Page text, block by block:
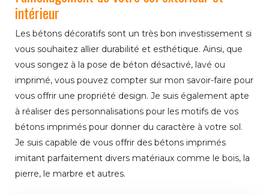
intérieur
Les bétons décoratifs sont un très bon investissement si
vous souhaitez allier durabilité et esthétique. Ainsi, que
vous songez à la pose de béton désactivé, lavé ou
imprimé, vous pouvez compter sur mon savoir-faire pour
vous offrir une propriété design. Je suis également apte
à réaliser des personnalisations pour les motifs de vos
bétons imprimés pour donner du caractère à votre sol.
Je suis capable de vous offrir des bétons imprimés
imitant parfaitement divers matériaux comme le bois, la
pierre, le marbre et autres.